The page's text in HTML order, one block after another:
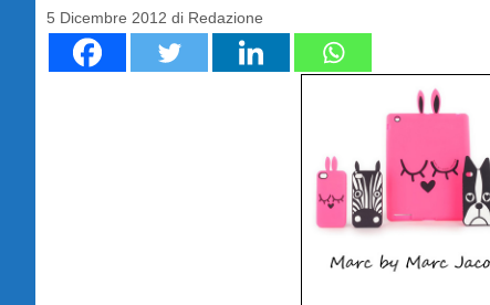
5 Dicembre 2012 di Redazione